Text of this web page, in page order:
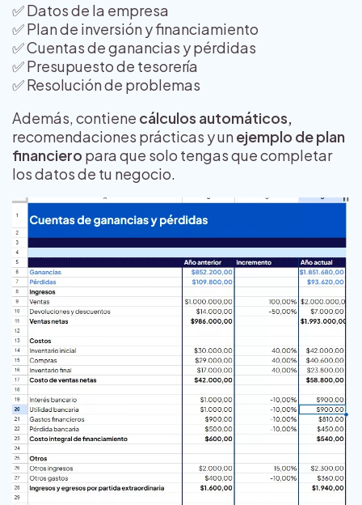
✅ Datos de la empresa
✅ Plan de inversión y financiamiento
✅ Cuentas de ganancias y pérdidas
✅ Presupuesto de tesorería
✅ Resolución de problemas
Además, contiene cálculos automáticos,
recomendaciones prácticas y unejemplo de plan
financiero para que solo tengas que completar
los datos de tu negocio.